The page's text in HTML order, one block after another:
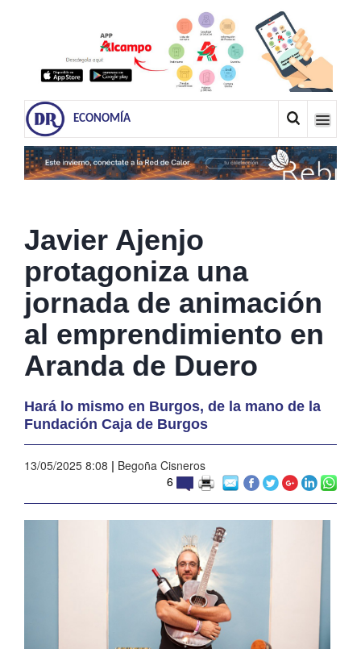
ECONOMÍA
Javier Ajenjo
protagoniza una
jornada de animación
al emprendimiento en
Aranda de Duero
Hará lo mismo en Burgos, de la mano de la
Fundación Caja de Burgos
13/05/2025 8:08 | Begoña Cisneros
6